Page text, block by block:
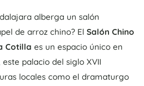
alberga un salón
de arroz chino? El Salón Chino
Cotilla es un espacio único en
este palacio del siglo XVII
locales como el dramaturgo